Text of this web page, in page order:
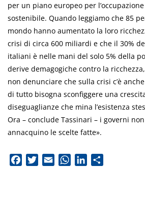
per un piano europeo per
sostenibile. Quando leggiamo che 85
mondo hanno aumentato la loro
crisi di circa 600 miliardi e che il 30%
italiani è nelle mani del solo 5% della
derive demagogiche contro la
non denunciare che sulla crisi c’è
di tutto bisogna sconfiggere una
diseguaglianze che mina l’esistenza
Ora – conclude Tassinari – i governi
annacquino le scelte fatte».
FacebookTwitterEmail WhatsApp
LinkedIn